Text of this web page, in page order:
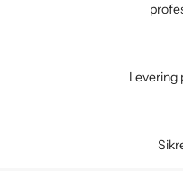
Levering